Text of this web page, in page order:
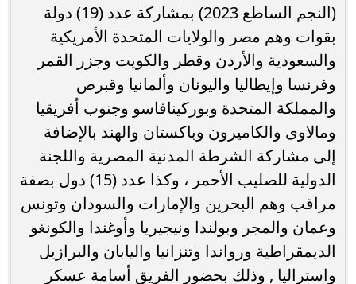
(النجم الساطع 2023) بمشاركة عدد (19) دولة
بقوات وهم مصر والولايات المتحدة الأمريكية
والسعودية والأردن وقطر والكويت وجزر القمر
وفرنسا وإيطاليا واليونان وألمانيا وقبرص
والمملكة المتحدة وبوركينافاسو وجنوب أفريقيا
ومالاوى والكاميرون وباكستان والهند بالإضافة
إلى مشاركة الشرطة المدنية المصرية واللجنة
الدولية للصليب الأحمر ، وكذا عدد (15) دول بصفة
مراقب وهم البحرين والإمارات والسودان وتونس
وعمان والمجر وبولندا ونيجيريا وأوغندا والكونغو
الديمقراطية ورواندا وتنزانيا واليابان والبرازيل
واستراليا , وذلك بحضور الفريق أسامة عسكر